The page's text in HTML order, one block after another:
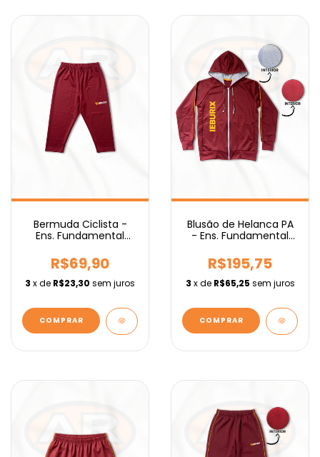
Bermuda Ciclista -
Ens. Fundamental
R$69,90
3 x de R$23,30 sem juros
COMPRAR
Blusão de Helanca PA
- Ens. Fundamental
R$195,75
3 x de R$65,25 sem juros
COMPRAR